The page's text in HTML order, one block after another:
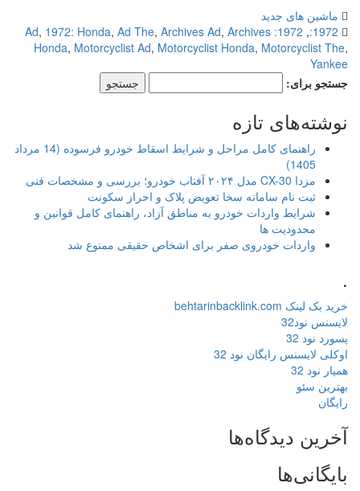
ماشین های جدید
1972:
,
1972: Ad
,1972: Honda,Ad The,Archives Ad,Archives
Honda,Motorcyclist Ad,Motorcyclist Honda,Motorcyclist The
Yankee
جستجو برای:
نوشته‌های تازه
راهنمای کامل مراحل و شرایط اسقاط خودرو فرسوده (14 مرداد
1405)
مزدا CX-30 مدل ۲۰۲۴ آفتاب خودرو؛ بررسی و مشخصات فنی
ثبت نام سامانه سخا تعویض پلاک و احراز سکونت
شرایط واردات خودرو به مناطق آزاد، راهنمای کامل قوانین و
محدودیت ها
واردات خودروی صفر برای اشخاص حقیقی ممنوع شد
خرید بک لینک behtarinbacklink.com
لایسنس نود32
پسورد نود 32
اوکلی لایسنس رایگان نود 32
همیار نود 32
بهترین سئو
رایگان
آخرین دیدگاه‌ها
بایگانی‌ها